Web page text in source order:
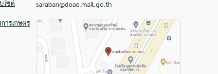
ไซต์
ารเกษตร
saraban@doae.mail.go.th